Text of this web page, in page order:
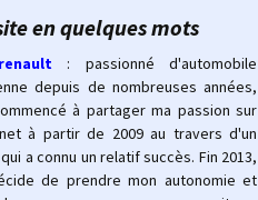
en quelques mots
: passionné d'automobile
depuis de nombreuses années,
à partager ma passion sur
à partir de 2009 au travers d'un
a connu un relatif succès. Fin 2013,
de prendre mon autonomie et